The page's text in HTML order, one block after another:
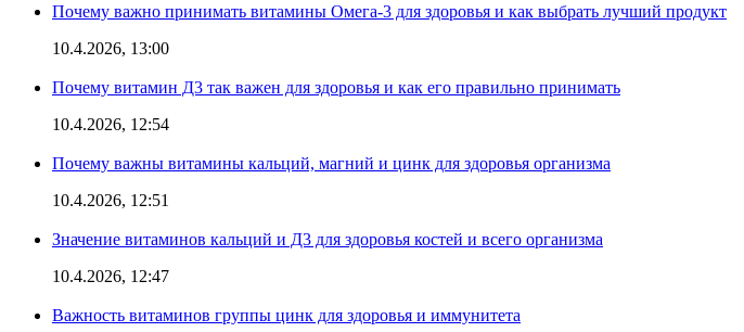
Почему важно принимать витамины Омега-3 для здоровья и как выбрать лучший продукт
10.4.2026, 13:00
Почему витамин Д3 так важен для здоровья и как его правильно принимать
10.4.2026, 12:54
Почему важны витамины кальций, магний и цинк для здоровья организма
10.4.2026, 12:51
Значение витаминов кальций и Д3 для здоровья костей и всего организма
10.4.2026, 12:47
Важность витаминов группы цинк для здоровья и иммунитета